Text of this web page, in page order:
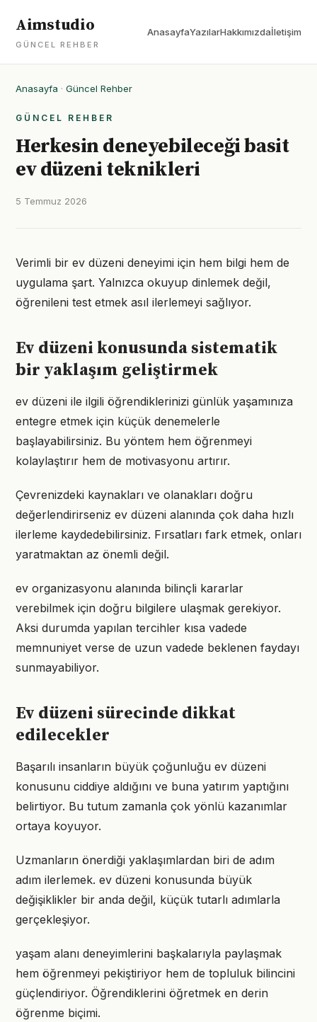
Aimstudio
GÜNCEL REHBER
AnasayfaYazılarHakkımızdaİletişim
Anasayfa · Güncel Rehber
GÜNCEL REHBER
Herkesin deneyebileceği basit
ev düzeni teknikleri
5 Temmuz 2026
Verimli bir ev düzeni deneyimi için hem bilgi hem de
uygulama şart. Yalnızca okuyup dinlemek değil,
öğrenileni test etmek asıl ilerlemeyi sağlıyor.
Ev düzeni konusunda sistematik
bir yaklaşım geliştirmek
ev düzeni ile ilgili öğrendiklerinizi günlük yaşamınıza
entegre etmek için küçük denemelerle
başlayabilirsiniz. Bu yöntem hem öğrenmeyi
kolaylaştırır hem de motivasyonu artırır.
Çevrenizdeki kaynakları ve olanakları doğru
değerlendirirseniz ev düzeni alanında çok daha hızlı
ilerleme kaydedebilirsiniz. Fırsatları fark etmek, onları
yaratmaktan az önemli değil.
ev organizasyonu alanında bilinçli kararlar
verebilmek için doğru bilgilere ulaşmak gerekiyor.
Aksi durumda yapılan tercihler kısa vadede
memnuniyet verse de uzun vadede beklenen faydayı
sunmayabiliyor.
Ev düzeni sürecinde dikkat
edilecekler
Başarılı insanların büyük çoğunluğu ev düzeni
konusunu ciddiye aldığını ve buna yatırım yaptığını
belirtiyor. Bu tutum zamanla çok yönlü kazanımlar
ortaya koyuyor.
Uzmanların önerdiği yaklaşımlardan biri de adım
adım ilerlemek. ev düzeni konusunda büyük
değişiklikler bir anda değil, küçük tutarlı adımlarla
gerçekleşiyor.
yaşam alanı deneyimlerini başkalarıyla paylaşmak
hem öğrenmeyi pekiştiriyor hem de topluluk bilincini
güçlendiriyor. Öğrendiklerini öğretmek en derin
öğrenme biçimi.